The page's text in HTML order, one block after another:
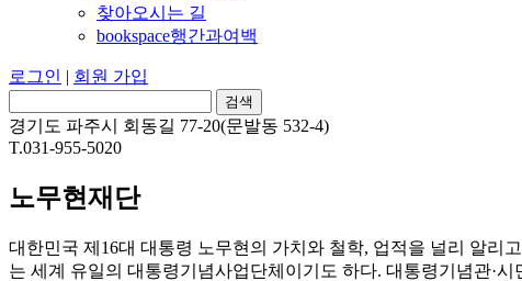
찾아오시는 길
bookspace행간과여백
로그인 | 회원 가입
경기도 파주시 회동길 77-20(문발동 532-4)
T.031-955-5020
노무현재단
대한민국 제16대 대통령 노무현의 가치와 철학, 업적을 널리 알리
는 세계 유일의 대통령기념사업단체이기도 하다. 대통령기념관·